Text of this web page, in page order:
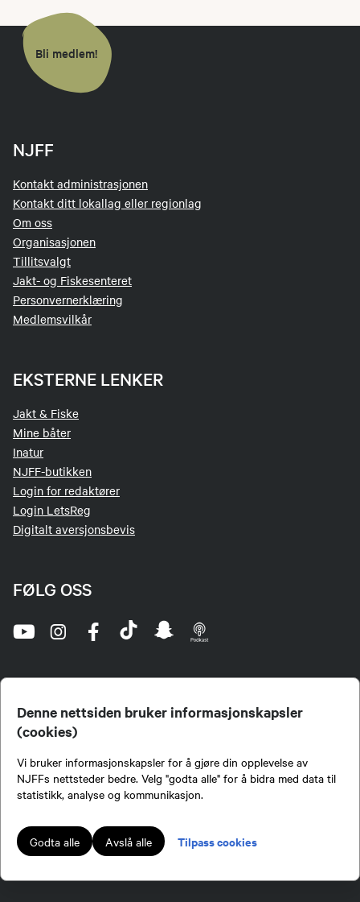
Denne nettsiden bruker informasjonskapsler
(cookies)
Vi bruker informasjonskapsler for å gjøre din opplevelse av
NJFFs nettsteder bedre. Velg "godta alle" for å bidra med data til
statistikk, analyse og kommunikasjon.
Godta alle Avslå alle Tilpass cookies
Bli medlem!
NJFF
Kontakt administrasjonen
Kontakt ditt lokallag eller regionlag
Om oss
Organisasjonen
Tillitsvalgt
Jakt- og Fiskesenteret
Personvernerklæring
Medlemsvilkår
EKSTERNE LENKER
Jakt & Fiske
Mine båter
Inatur
NJFF-butikken
Login for redaktører
Login LetsReg
Digitalt aversjonsbevis
FØLG OSS
jegere og sportsfiskere og et av de viktigste miljøene for formidling av kunnskap om jakt og
fiske i Norge. Vi er en partipolitisk nøytral organisasjon, men har et sterkt jakt-, fiske-, og
naturpolitisk engasjement i mange saker.
Lokalforeninger tilsluttet Norges Jeger- og Fiskerforbund har ansvar for innhold de
publiserer på njff.no.